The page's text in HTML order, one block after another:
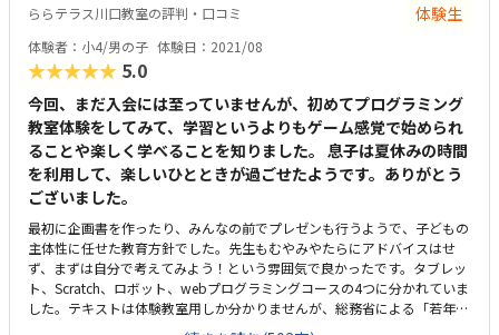
感じるのではないかと思います。先生からの説明が的確で分かりやすく、
こちらの意向もすぐに汲み取ってくださり、後は本人がどれだけ覚えられ
るかだと思います。子供は遊び感覚な部分が多大にあるかと思いますの
で、上手く促していただければありがたいです。
ららテラス川口教室の評判・口コミ 体験生
体験者：小4/男の子 体験日：2021/08
★★★★★ 5.0
今回、まだ入会には至っていませんが、初めてプログラミング
教室体験をしてみて、学習というよりもゲーム感覚で始められ
ることや楽しく学べることを知りました。 息子は夏休みの時間
を利用して、楽しいひとときが過ごせたようです。ありがとう
ございました。
最初に企画書を作ったり、みんなの前でプレゼンも行うようで、子どもの
主体性に任せた教育方針でした。先生もむやみやたらにアドバイスはせ
ず、まずは自分で考えてみよう！という雰囲気で良かったです。タブレッ
ト、Scratch、ロボット、webプログラミングコースの4つに分かれていま
した。テキストは体験教室用しか分かりませんが、総務省による「若年層
に対するプログラミング教育の普及推進」事業にも2期連続選定されたス